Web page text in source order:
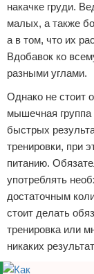
накачке груди.
малых, а также
а в том, что их
Вдобавок ко
разными углами.
Однако не стоит
мышечная
быстрых
тренировки, при
питанию.
употреблять
достаточным
стоит делать
тренировка или
никаких